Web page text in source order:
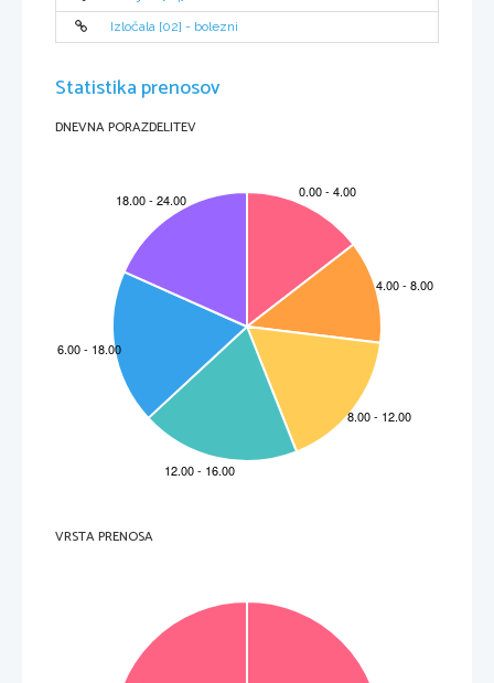
Izločala [02] - bolezni
Statistika prenosov
DNEVNA PORAZDELITEV
VRSTA PRENOSA